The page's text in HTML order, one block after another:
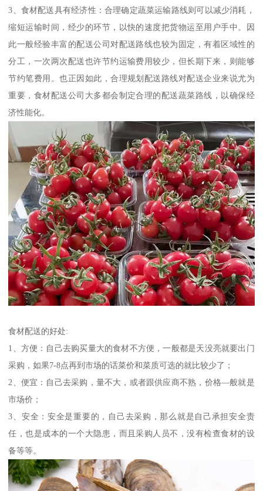
3、食材配送具有经济性：合理确定蔬菜运输路线则可以减少消耗，
缩短运输时间，经少的环节，以快的速度把货物运至用户手中。因
此一般经验丰富的配送公司对配送路线也较为固定，有着区域性的
分工，一次两次配送也许节约运输费用较少，但长期下来，则能够
节约笔费用。也正因如此，合理规划配送路线对配送企业来说尤为
重要，食材配送公司大多都会制定合理的配送蔬菜路线，以确保经
济性能化。
食材配送的好处:
1、方便：自己去购买量大的食材不方便，一般都是天没亮就要出门
采购，如果7-8点再到市场的话菜价和菜质可选的就比较少了；
2、便宜：自己去采购，量不大，或者跟供应商不熟，价格—般就是
市场价；
3、安全：安全是重要的，自己去采购，那么就是自己承担安全责
任，也是成本的一个大隐患，而且采购人员不，没有检查食材的设
备等等。